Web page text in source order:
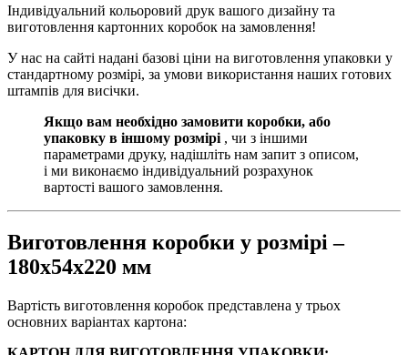
Індивідуальний кольоровий друк вашого дизайну та
виготовлення картонних коробок на замовлення!
У нас на сайті надані базові ціни на виготовлення упаковки у
стандартному розмірі, за умови використання наших готових
штампів для висічки.
Якщо вам необхідно замовити коробки, або
упаковку в іншому розмірі , чи з іншими
параметрами друку, надішліть нам запит з описом,
і ми виконаємо індивідуальний розрахунок
вартості вашого замовлення.
Виготовлення коробки у розмірі –
180х54х220 мм
Вартість виготовлення коробок представлена у трьох
основних варіантах картона: